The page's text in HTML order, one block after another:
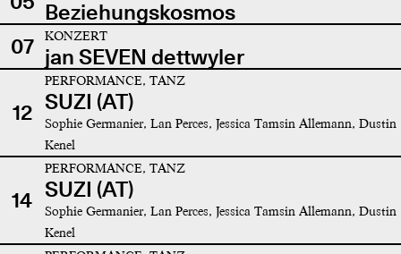
Beziehungskosmos
07
KONZERT
jan SEVEN dettwyler
12
PERFORMANCE, TANZ
SUZI (AT)
Sophie Germanier, Lan Perces, Jessica Tamsin Allemann, Dustin
Kenel
14
PERFORMANCE, TANZ
SUZI (AT)
Sophie Germanier, Lan Perces, Jessica Tamsin Allemann, Dustin
Kenel